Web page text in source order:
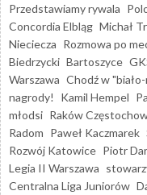
Przedstawiamy rywala
Concordia Elbląg Michał
Nieciecza Rozmowa po
Biedrzycki Bartoszyce
Warszawa Chodź w
nagrody!
Kamil Hempel
młodsi Raków
Radom Paweł Kaczmarek
Rozwój Katowice Piotr
Legia II Warszawa
Centralna Liga Juniorów